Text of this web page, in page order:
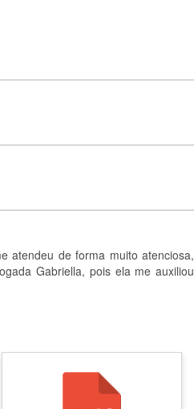
atendeu de forma muito atenciosa,
Gabriella, pois ela me auxiliou